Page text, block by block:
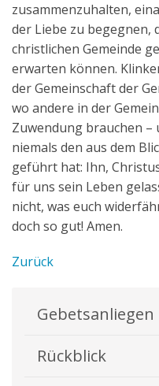
zusammenzuhalten,
der Liebe zu begegnen,
christlichen Gemeinde
erwarten können.
der Gemeinschaft der
wo andere in der
Zuwendung brauchen
niemals den aus dem
geführt hat: Ihn,
für uns sein Leben
nicht, was euch
doch so gut! Amen.
Zurück
Gebetsanliegen
Rückblick